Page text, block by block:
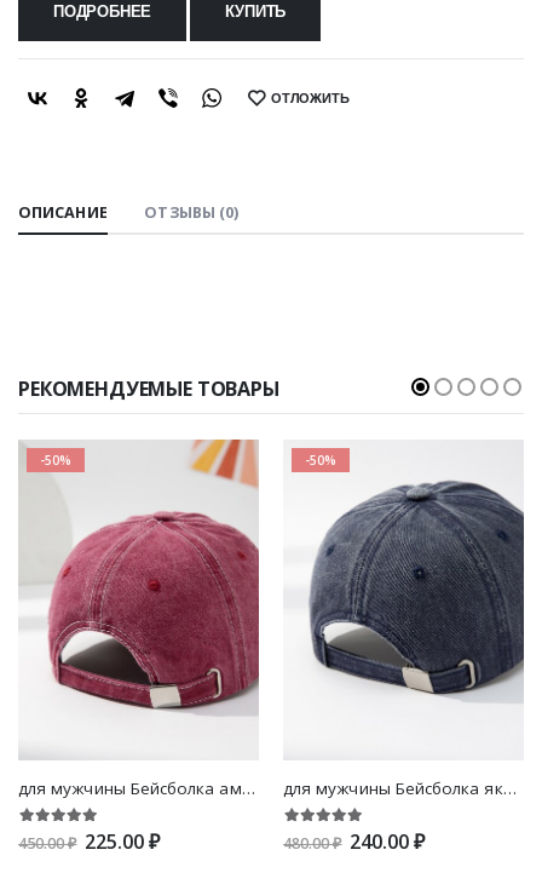
ПОДРОБНЕЕ КУПИТЬ
SHARE: ОТЛОЖИТЬ
ОПИСАНИЕ ОТЗЫВЫ (0)
РЕКОМЕНДУЕМЫЕ ТОВАРЫ
-50%
для мужчины Бейсболка американского флага & с текстовой вышивкой
450.00 ₽ 225.00 ₽
-50%
для мужчины Бейсболка якоря с вышивкой
480.00 ₽ 240.00 ₽